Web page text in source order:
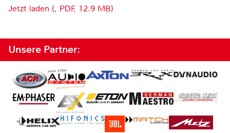
Jetzt laden (, PDF, 12.9 MB)
Unsere Partner: